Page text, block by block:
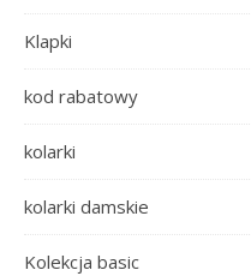
Klapki
kod rabatowy
kolarki
kolarki damskie
Kolekcja basic